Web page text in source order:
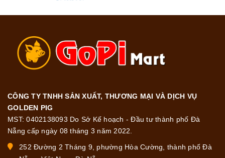
CÔNG TY TNHH SẢN XUẤT, THƯƠNG MẠI VÀ DỊCH VỤ
GOLDEN PIG
MST: 0402138093 Do Sở Kế hoạch - Đầu tư thành phố Đà
Nẵng cấp ngày 08 tháng 3 năm 2022.
252 Đường 2 Tháng 9, phường Hòa Cường, thành phố Đà